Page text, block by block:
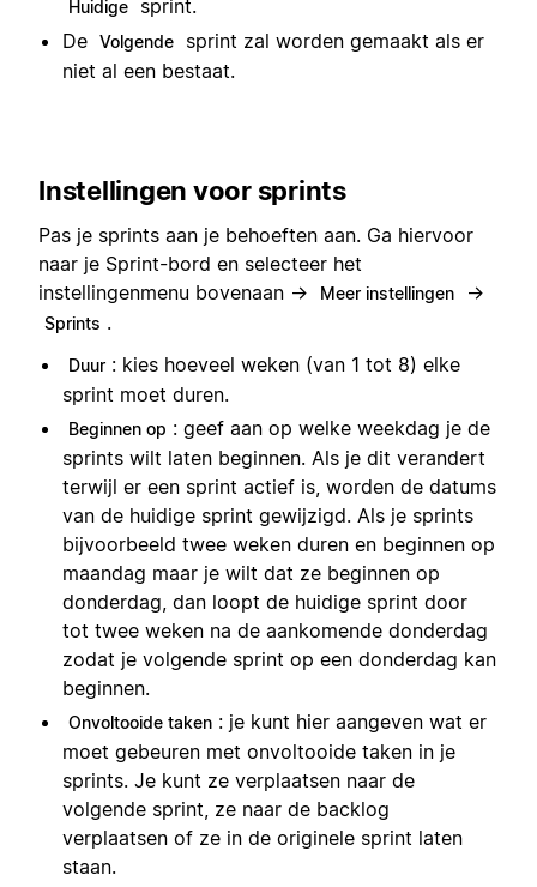
Huidige
sprint.
De Volgende
sprint zal worden gemaakt als er
niet al een bestaat.
Instellingen voor sprints
Pas je sprints aan je behoeften aan. Ga hiervoor
naar je Sprint-bord en selecteer het
instellingenmenu bovenaan →
Meer instellingen →
Sprints .
Duur : kies hoeveel weken (van 1 tot 8) elke
sprint moet duren.
Beginnen op : geef aan op welke weekdag je de
sprints wilt laten beginnen. Als je dit verandert
terwijl er een sprint actief is, worden de datums
van de huidige sprint gewijzigd. Als je sprints
bijvoorbeeld twee weken duren en beginnen op
maandag maar je wilt dat ze beginnen op
donderdag, dan loopt de huidige sprint door
tot twee weken na de aankomende donderdag
zodat je volgende sprint op een donderdag kan
beginnen.
Onvoltooide taken : je kunt hier aangeven wat er
moet gebeuren met onvoltooide taken in je
sprints. Je kunt ze verplaatsen naar de
volgende sprint, ze naar de backlog
verplaatsen of ze in de originele sprint laten
staan.